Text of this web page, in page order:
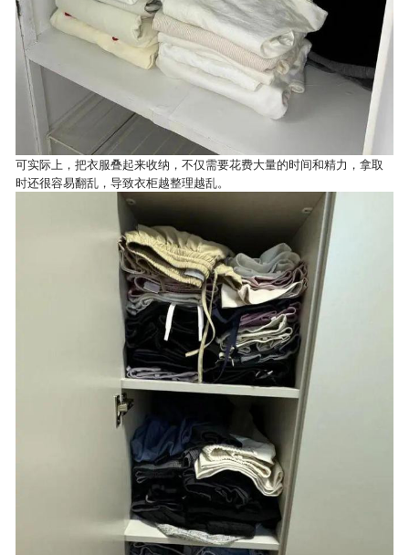
可实际上，把衣服叠起来收纳，不仅需要花费大量的时间和精力，拿取
时还很容易翻乱，导致衣柜越整理越乱。